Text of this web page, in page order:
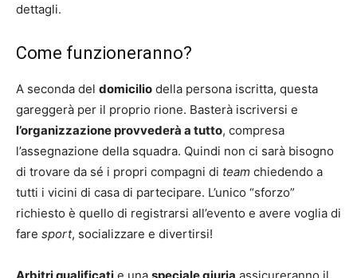
dettagli.
Come funzioneranno?
A seconda del domicilio della persona iscritta, questa
gareggerà per il proprio rione. Basterà iscriversi e
l’organizzazione provvederà a tutto, compresa
l’assegnazione della squadra. Quindi non ci sarà bisogno
di trovare da sé i propri compagni di team chiedendo a
tutti i vicini di casa di partecipare. L’unico “sforzo”
richiesto è quello di registrarsi all’evento e avere voglia di
fare sport, socializzare e divertirsi!